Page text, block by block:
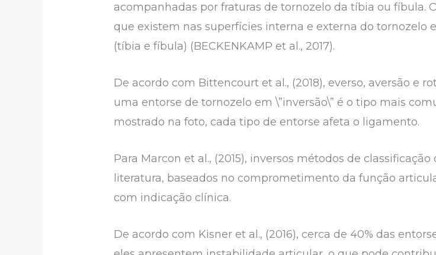
acompanhadas por fraturas de tornozelo da tíbia ou fíbula.
que existem nas superfícies interna e externa do tornozelo
(tíbia e fíbula) (BECKENKAMP et al., 2017).
De acordo com Bittencourt et al., (2018), everso, aversão e
uma entorse de tornozelo em \”inversão\” é o tipo mais
mostrado na foto, cada tipo de entorse afeta o ligamento.
Para Marcon et al., (2015), inversos métodos de
literatura, baseados no comprometimento da função
com indicação clínica.
De acordo com Kisner et al., (2016), cerca de 40% das